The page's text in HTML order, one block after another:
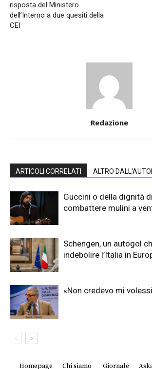
risposta del Ministero
dell’Interno a due quesiti della
CEI
Redazione
ARTICOLI CORRELATI ALTRO
Guccini o della dignità
combattere mulini a
Schengen, un autogol
indebolire l’Italia in
«Non credevo mi
Homepage Chi siamo Giornale